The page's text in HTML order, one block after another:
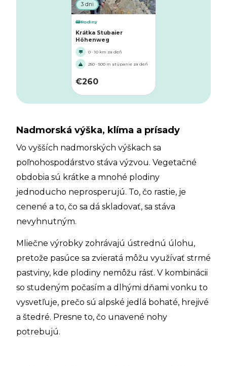
3 dni
Rodiny
Krátka Stubaier
Höhenweg
0 - 10 km za deň
250 - 500 m stúpanie za deň
€260
Nadmorská výška, klíma a prísady
Vo vyšších nadmorských výškach sa
poľnohospodárstvo stáva výzvou. Vegetačné
obdobia sú krátke a mnohé plodiny
jednoducho neprosperujú. To, čo rastie, je
cenené a to, čo sa dá skladovať, sa stáva
nevyhnutným.
Mliečne výrobky zohrávajú ústrednú úlohu,
pretože pasúce sa zvieratá môžu využívať strmé
pastviny, kde plodiny nemôžu rásť. V kombinácii
so studeným počasím a dlhými dňami vonku to
vysvetľuje, prečo sú alpské jedlá bohaté, hrejivé
a štedré. Presne to, čo unavené nohy
potrebujú.